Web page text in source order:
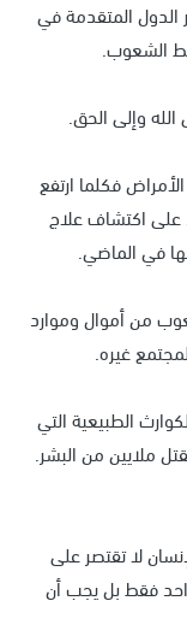
الدول المتقدمة في
الشعوب.
وإلى الحق.
فكلما ارتفع
على اكتشاف علاج
في الماضي.
من أموال وموارد
غيره.
الطبيعية التي
ملايين من البشر.
لا تقتصر على
فقط بل يجب أن